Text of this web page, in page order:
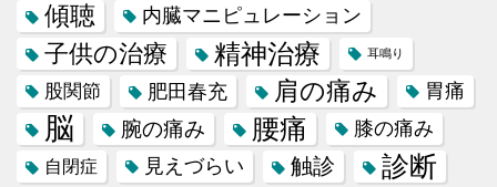
傾聴 内臓マニピュレーション
子供の治療 精神治療 耳鳴り
股関節 肥田春充 肩の痛み 胃痛
脳 腕の痛み 腰痛 膝の痛み
自閉症 見えづらい 触診 診断